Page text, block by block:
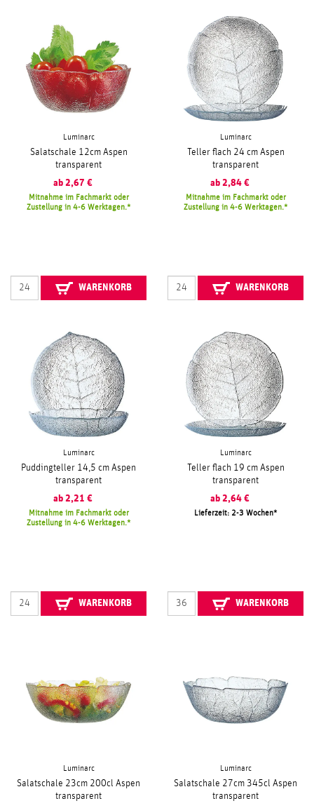
Luminarc
Salatschale 12cm Aspen
transparent
ab 2,67 €
Mitnahme im Fachmarkt oder
Zustellung in 4-6 Werktagen.
WARENKORB
Luminarc
Teller flach 24 cm Aspen
transparent
ab 2,84 €
Mitnahme im Fachmarkt oder
Zustellung in 4-6 Werktagen.
WARENKORB
Luminarc
Puddingteller 14,5 cm Aspen
transparent
ab 2,21 €
Mitnahme im Fachmarkt oder
Zustellung in 4-6 Werktagen.
WARENKORB
Luminarc
Teller flach 19 cm Aspen
transparent
ab 2,64 €
Lieferzeit: 2-3 Wochen
WARENKORB
Luminarc
Salatschale 23cm 200cl Aspen
transparent
Luminarc
Salatschale 27cm 345cl Aspen
transparent